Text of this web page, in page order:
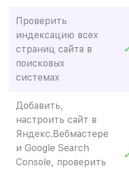
Проверить
индексацию всех
страниц сайта в
поисковых
системах
Добавить,
настроить сайт в
Яндекс.Вебмастере
и Google Search
Console, проверить